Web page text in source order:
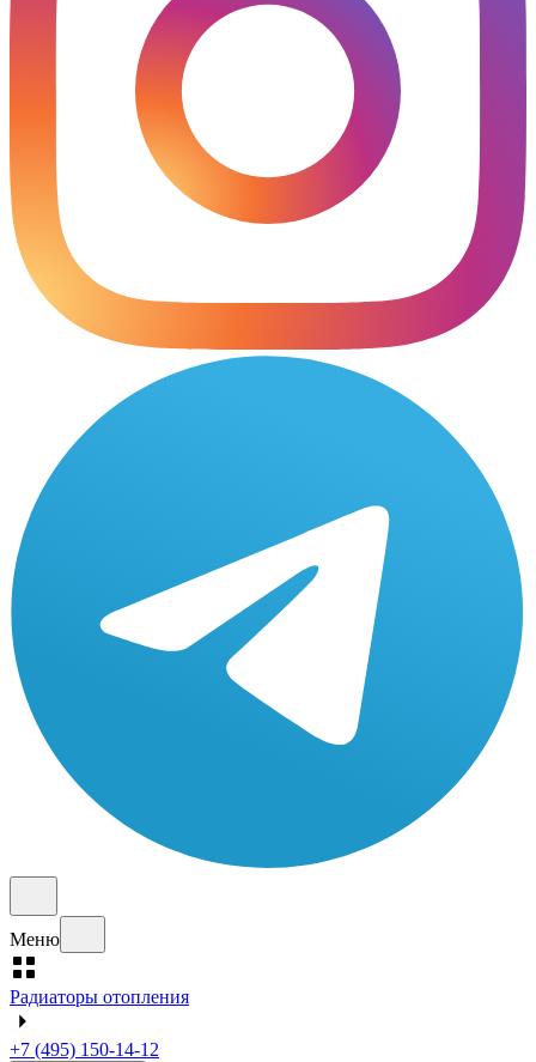
Меню
Радиаторы отопления
+7 (495) 150-14-12